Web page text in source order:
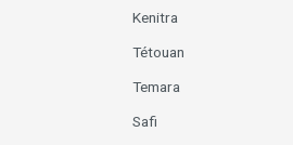
Kenitra
Tétouan
Temara
Safi